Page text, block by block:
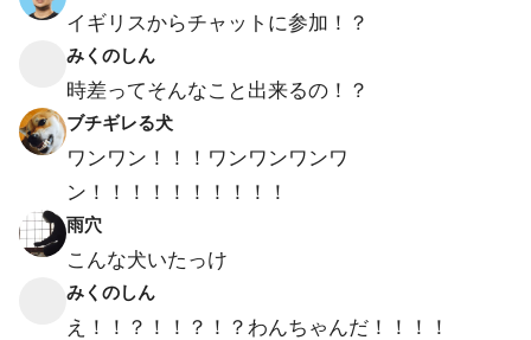
イギリスからチャットに参加！？
みくのしん
時差ってそんなこと出来るの！？
ブチギレる犬
ワンワン！！！ワンワンワンワ
ン！！！！！！！！！！
雨穴
こんな犬いたっけ
みくのしん
え！！？！！？！？わんちゃんだ！！！！